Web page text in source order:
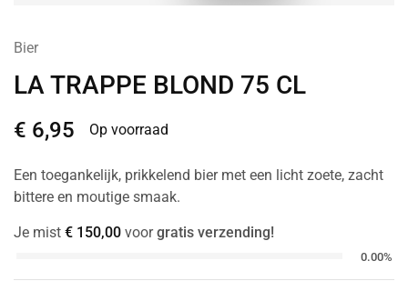
Bier
LA TRAPPE BLOND 75 CL
€ 6,95 Op voorraad
Een toegankelijk, prikkelend bier met een licht zoete, zacht
bittere en moutige smaak.
Je mist € 150,00 voorgratis verzending!
0.00%